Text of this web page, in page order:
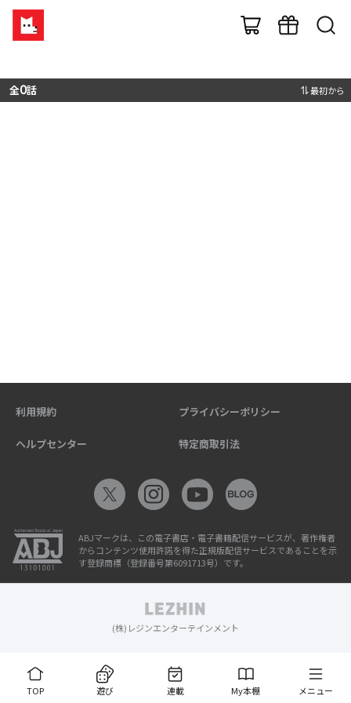
全0話 最初から
TOP 遊び 連載 My本棚 メニュー
利用規約 プライバシーポリシー
ヘルプセンター 特定商取引法
ABJマークは、この電子書店・電子書籍配信サービスが、著作権者
からコンテンツ使用許諾を得た正規版配信サービスであることを示
す登録商標（登録番号第6091713号）です。
(株)レジンエンターテインメント